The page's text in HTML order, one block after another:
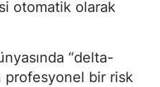
otomatik olarak
“delta-
profesyonel bir risk